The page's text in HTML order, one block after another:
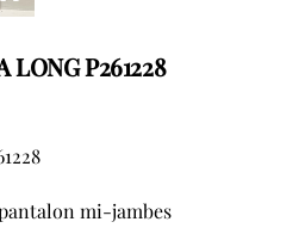
LONG P261228
mi-jambes